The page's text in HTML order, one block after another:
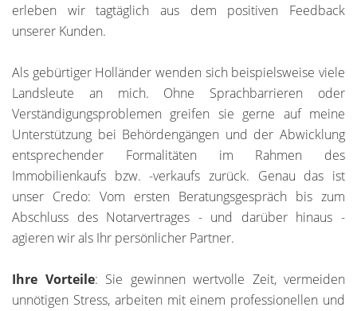
erleben wir tagtäglich aus dem positiven Feedback
unserer Kunden.
Als gebürtiger Holländer wenden sich beispielsweise viele
Landsleute an mich. Ohne Sprachbarrieren oder
Verständigungsproblemen greifen sie gerne auf meine
Unterstützung bei Behördengängen und der Abwicklung
entsprechender Formalitäten im Rahmen des
Immobilienkaufs bzw. -verkaufs zurück. Genau das ist
unser Credo: Vom ersten Beratungsgespräch bis zum
Abschluss des Notarvertrages - und darüber hinaus -
agieren wir als Ihr persönlicher Partner.
Ihre Vorteile: Sie gewinnen wertvolle Zeit, vermeiden
unnötigen Stress, arbeiten mit einem professionellen und